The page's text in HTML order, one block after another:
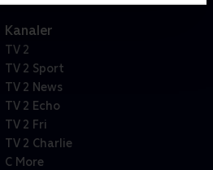
Kanaler
TV 2
TV 2 Sport
TV 2 News
TV 2 Echo
TV 2 Fri
TV 2 Charlie
C More